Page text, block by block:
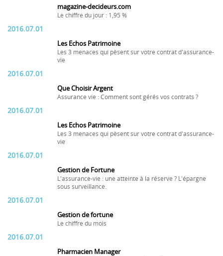
magazine-decideurs.com
Le chiffre du jour : 1,95 %
2016.07.01
Les Echos Patrimoine
Les 3 menaces qui pèsent sur votre contrat d'assurance-
vie
2016.07.01
Que Choisir Argent
Assurance vie : Comment sont gérés vos contrats ?
2016.07.01
Les Echos Patrimoine
Les 3 menaces qui pèsent sur votre contrat d'assurance-
vie
2016.07.01
Gestion de Fortune
L'assurance-vie : une atteinte à la réserve ? L'épargne
sous surveillance.
2016.07.01
Gestion de fortune
Le chiffre du mois
2016.07.01
Pharmacien Manager